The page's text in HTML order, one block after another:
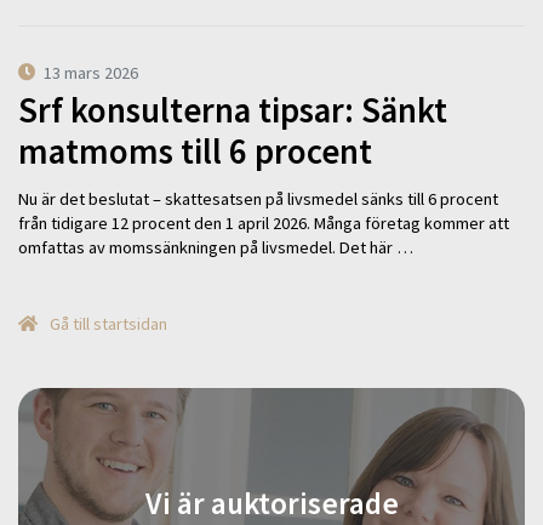
13 mars 2026
Srf konsulterna tipsar: Sänkt
matmoms till 6 procent
Nu är det beslutat – skattesatsen på livsmedel sänks till 6 procent
från tidigare 12 procent den 1 april 2026. Många företag kommer att
omfattas av momssänkningen på livsmedel. Det här …
Gå till startsidan
Vi är auktoriserade